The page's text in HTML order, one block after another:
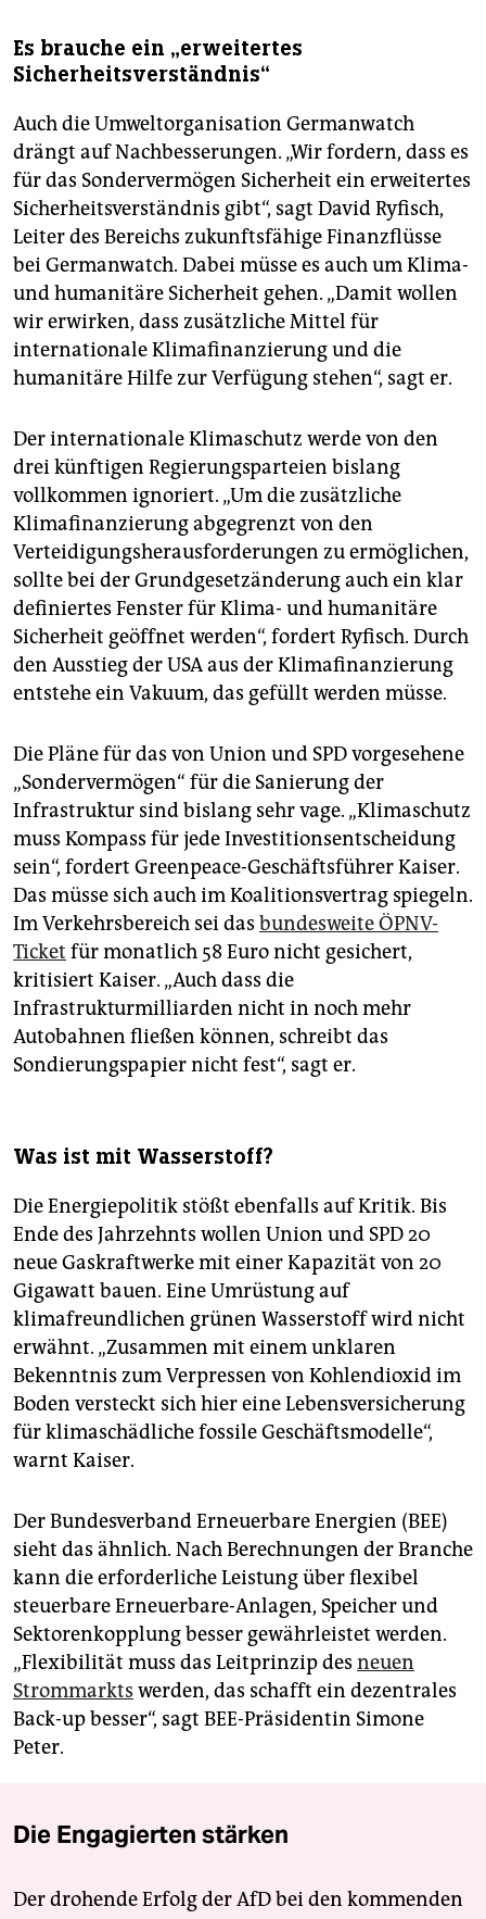
Es brauche ein „erweitertes
Sicherheitsverständnis“
Auch die Umweltorganisation Germanwatch
drängt auf Nachbesserungen. „Wir fordern, dass es
für das Sondervermögen Sicherheit ein erweitertes
Sicherheitsverständnis gibt“, sagt David Ryfisch,
Leiter des Bereichs zukunftsfähige Finanzflüsse
bei Germanwatch. Dabei müsse es auch um Klima-
und humanitäre Sicherheit gehen. „Damit wollen
wir erwirken, dass zusätzliche Mittel für
internationale Klimafinanzierung und die
humanitäre Hilfe zur Verfügung stehen“, sagt er.
Der internatio­nale Klimaschutz werde von den
drei künftigen Regierungsparteien bislang
vollkommen ignoriert. „Um die zusätzliche
Klimafinanzierung abgegrenzt von den
Verteidigungsherausforderungen zu ermöglichen,
sollte bei der Grundgesetzänderung auch ein klar
definiertes Fenster für Klima- und humanitäre
Sicherheit geöffnet werden“, fordert Ryfisch. Durch
den Ausstieg der USA aus der Klima­finanzierung
entstehe ein Vakuum, das gefüllt werden müsse.
Die Pläne für das von Union und SPD vorgesehene
„Sondervermögen“ für die Sanierung der
Infrastruktur sind bislang sehr vage. „Klimaschutz
muss Kompass für jede Investitionsentscheidung
sein“, fordert Greenpeace-Geschäftsführer Kaiser.
Das müsse sich auch im Koalitionsvertrag spiegeln.
Im Verkehrsbereich sei das bundesweite ÖPNV-
Ticket für monatlich 58 Euro nicht gesichert,
kritisiert Kaiser. „Auch dass die
Infrastrukturmilliarden nicht in noch mehr
Autobahnen fließen können, schreibt das
Sondierungspapier nicht fest“, sagt er.
Was ist mit Wasserstoff?
Die Energiepolitik stößt ebenfalls auf Kritik. Bis
Ende des Jahrzehnts wollen Union und SPD 20
neue Gaskraftwerke mit einer Kapazität von 20
Gigawatt bauen. Eine Umrüstung auf
klimafreundlichen grünen Wasserstoff wird nicht
erwähnt. „Zusammen mit einem unklaren
Bekenntnis zum Verpressen von Kohlendioxid im
Boden versteckt sich hier eine Lebensversicherung
für klimaschädliche fossile Geschäftsmodelle“,
warnt Kaiser.
Der Bundesverband Erneuerbare Energien (BEE)
sieht das ähnlich. Nach Berechnungen der Branche
kann die erforderliche Leistung über flexibel
steuerbare Erneuerbare-Anlagen, Speicher und
Sektorenkopplung besser gewährleistet werden.
„Flexibilität muss das Leitprinzip des neuen
Strommarkts werden, das schafft ein dezentrales
Back-up besser“, sagt BEE-Präsidentin Simone
Peter.
Die Engagierten stärken
Der drohende Erfolg der AfD bei den kommenden